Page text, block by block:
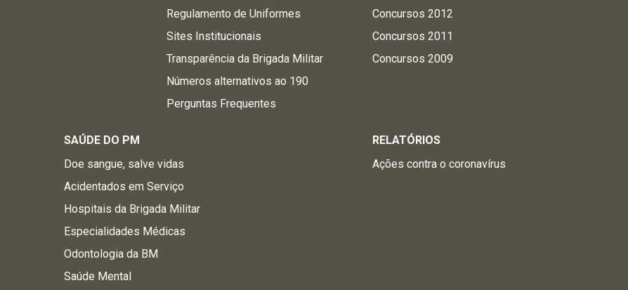
Regulamento de Uniformes
Sites Institucionais
Transparência da Brigada Militar
Números alternativos ao 190
Perguntas Frequentes
Concursos 2012
Concursos 2011
Concursos 2009
SAÚDE DO PM
Doe sangue, salve vidas
Acidentados em Serviço
Hospitais da Brigada Militar
Especialidades Médicas
Odontologia da BM
Saúde Mental
RELATÓRIOS
Ações contra o coronavírus